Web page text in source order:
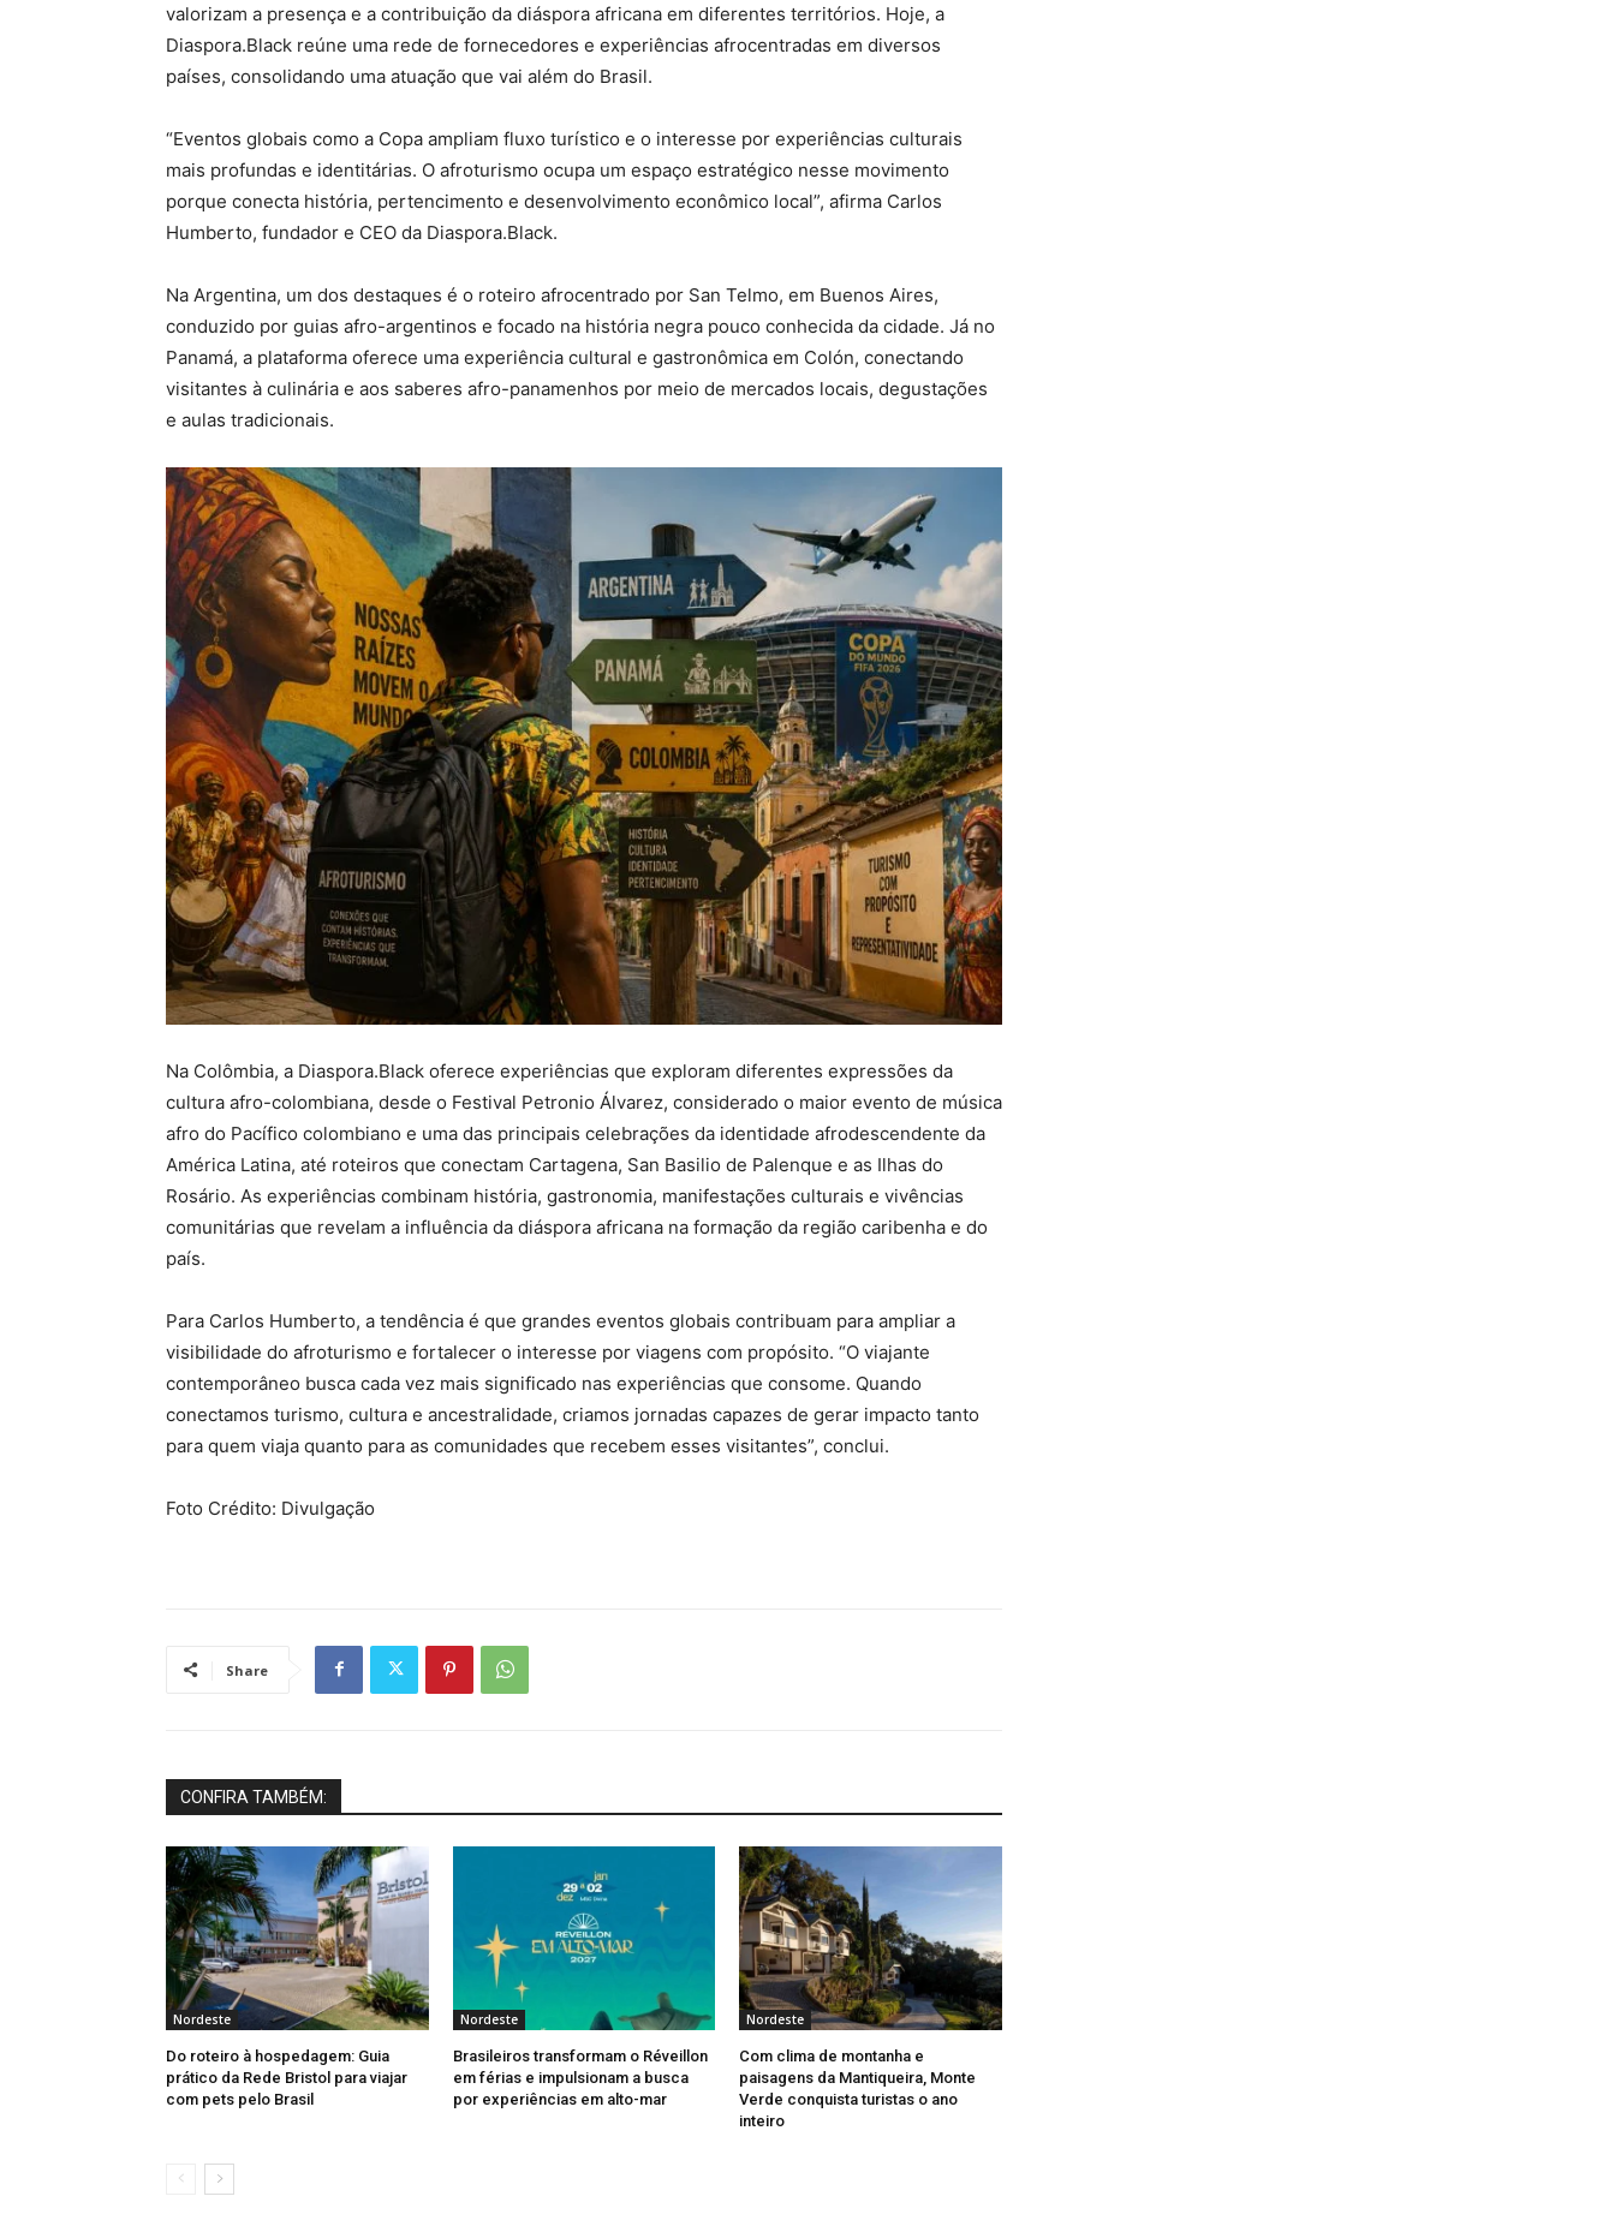
valorizam a presença e a contribuição da diáspora africana em diferentes territórios. Hoje, a
Diaspora.Black reúne uma rede de fornecedores e experiências afrocentradas em diversos
países, consolidando uma atuação que vai além do Brasil.
“Eventos globais como a Copa ampliam fluxo turístico e o interesse por experiências culturais
mais profundas e identitárias. O afroturismo ocupa um espaço estratégico nesse movimento
porque conecta história, pertencimento e desenvolvimento econômico local”, afirma Carlos
Humberto, fundador e CEO da Diaspora.Black.
Na Argentina, um dos destaques é o roteiro afrocentrado por San Telmo, em Buenos Aires,
conduzido por guias afro-argentinos e focado na história negra pouco conhecida da cidade. Já no
Panamá, a plataforma oferece uma experiência cultural e gastronômica em Colón, conectando
visitantes à culinária e aos saberes afro-panamenhos por meio de mercados locais, degustações
e aulas tradicionais.
Na Colômbia, a Diaspora.Black oferece experiências que exploram diferentes expressões da
cultura afro-colombiana, desde o Festival Petronio Álvarez, considerado o maior evento de música
afro do Pacífico colombiano e uma das principais celebrações da identidade afrodescendente da
América Latina, até roteiros que conectam Cartagena, San Basilio de Palenque e as Ilhas do
Rosário. As experiências combinam história, gastronomia, manifestações culturais e vivências
comunitárias que revelam a influência da diáspora africana na formação da região caribenha e do
país.
Para Carlos Humberto, a tendência é que grandes eventos globais contribuam para ampliar a
visibilidade do afroturismo e fortalecer o interesse por viagens com propósito. “O viajante
contemporâneo busca cada vez mais significado nas experiências que consome. Quando
conectamos turismo, cultura e ancestralidade, criamos jornadas capazes de gerar impacto tanto
para quem viaja quanto para as comunidades que recebem esses visitantes”, conclui.
Foto Crédito: Divulgação
Share
CONFIRA TAMBÉM:
Nordeste
Do roteiro à hospedagem: Guia
prático da Rede Bristol para viajar
com pets pelo Brasil
Nordeste
Brasileiros transformam o Réveillon
em férias e impulsionam a busca
por experiências em alto-mar
Nordeste
Com clima de montanha e
paisagens da Mantiqueira, Monte
Verde conquista turistas o ano
inteiro